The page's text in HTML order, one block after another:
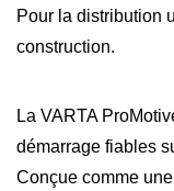
Pour la distribution
construction.
La VARTA
démarrage fiables
Conçue comme